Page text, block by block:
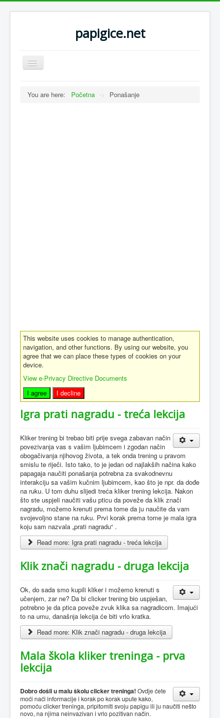
papigice.net
Toggle
Navigation
You are here: Početna -> Ponašanje
This website uses cookies to manage authentication,
navigation, and other functions. By using our website, you
agree that we can place these types of cookies on your
device.
View e-Privacy Directive Documents
I agree
I decline
Igra prati nagradu - treća lekcija
Kliker trening bi trebao biti prije svega zabavan način
povezivanja vas s vašim ljubimcem i zgodan način
obogačivanja njihovog života, a tek onda trening u pravom
smislu te riječi. Isto tako, to je jedan od najlakših načina kako
papagaja naučiti ponašanja potrebna za svakodnevnu
interakciju sa vašim kučnim ljubimcem, kao što je npr. da dođe
na ruku. U tom duhu slijedi treća kliker trening lekcija. Nakon
što ste uspjeli naučiti vašu pticu da poveže da klik znači
nagradu, možemo krenuti prema tome da ju naučite da vam
svojevoljno stane na ruku. Prvi korak prema tome je mala igra
koju sam nazvala „prati nagradu“ .
Read more: Igra prati nagradu - treća lekcija
Klik znači nagradu - druga lekcija
Ok, do sada smo kupili kliker i možemo krenuti s
učenjem, zar ne? Da bi clicker trening bio uspješan,
potrebno je da ptica poveže zvuk klika sa nagradicom. Imajući
to na umu, današnja lekcija će biti vrlo kratka.
Read more: Klik znači nagradu - druga lekcija
Mala škola kliker treninga - prva
lekcija
Dobro došli u malu školu clicker treninga! Ovdje ćete
moći naći informacije i korak po korak upute kako,
pomoću clicker treninga, pripitomiti svoju papigu ili ju naučiti nešto
novo, na njima neinvazivan i vrlo pozitivan način.